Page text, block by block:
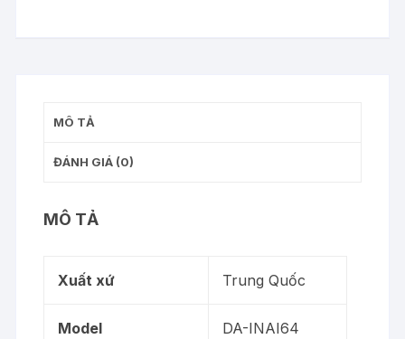
I32+32
bánh
lượng
MÔ TẢ
ĐÁNH GIÁ (0)
MÔ TẢ
Xuất xứ Trung Quốc
Model DA-INAI64